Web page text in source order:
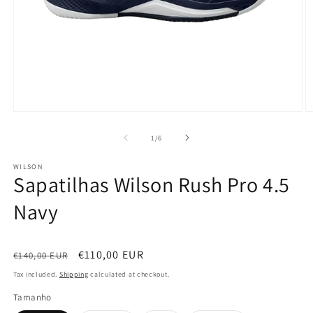
1 /of
6
WILSON
Sapatilhas Wilson Rush Pro 4.5
Navy
Regular
price
€140,00 EUR
Sale
price
€110,00 EUR
Tax included. Shipping calculated at checkout.
Tamanho